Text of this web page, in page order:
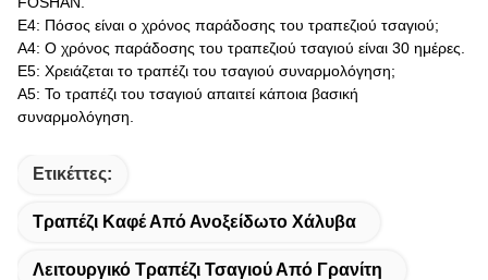
Ε4: Πόσος είναι ο χρόνος παράδοσης του τραπεζιού τσαγιού;
Α4: Ο χρόνος παράδοσης του τραπεζιού τσαγιού είναι 30 ημέρες.
Ε5: Χρειάζεται το τραπέζι του τσαγιού συναρμολόγηση;
Α5: Το τραπέζι του τσαγιού απαιτεί κάποια βασική
συναρμολόγηση.
Ετικέττες:
Τραπέζι Καφέ Από Ανοξείδωτο Χάλυβα
Λειτουργικό Τραπέζι Τσαγιού Από Γρανίτη